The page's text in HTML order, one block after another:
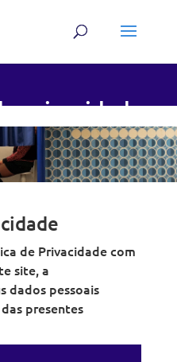
privacidade
de Privacidade com
site, a
dados pessoais
presentes